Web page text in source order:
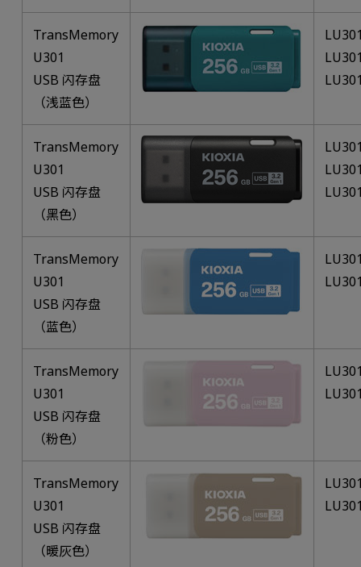
TransMemory
U301
USB 闪存盘
（浅蓝色）
TransMemory
U301
USB 闪存盘
（黑色）
TransMemory
U301
USB 闪存盘
（蓝色）
TransMemory
U301
USB 闪存盘
（粉色）
TransMemory
U301
USB 闪存盘
（暖灰色）